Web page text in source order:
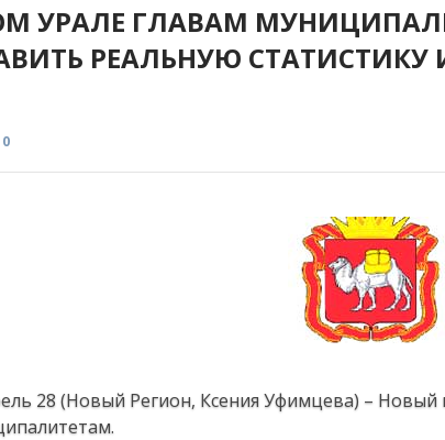
УРАЛЕ ГЛАВАМ
РЕАЛЬНУЮ СТАТИСТИКУ
0
28 (Новый Регион, Ксения Уфимцева) – Новый